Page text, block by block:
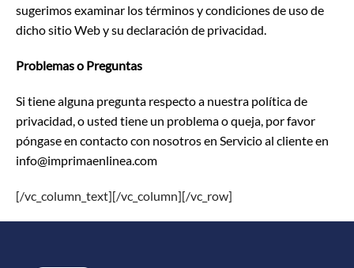
sugerimos examinar los términos y condiciones de uso de
dicho sitio Web y su declaración de privacidad.
Problemas o Preguntas
Si tiene alguna pregunta respecto a nuestra política de
privacidad, o usted tiene un problema o queja, por favor
póngase en contacto con nosotros en Servicio al cliente en
info@imprimaenlinea.com
[/vc_column_text][/vc_column][/vc_row]